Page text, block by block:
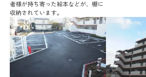
者様が持ち寄った絵本などが、棚に
収納されています。